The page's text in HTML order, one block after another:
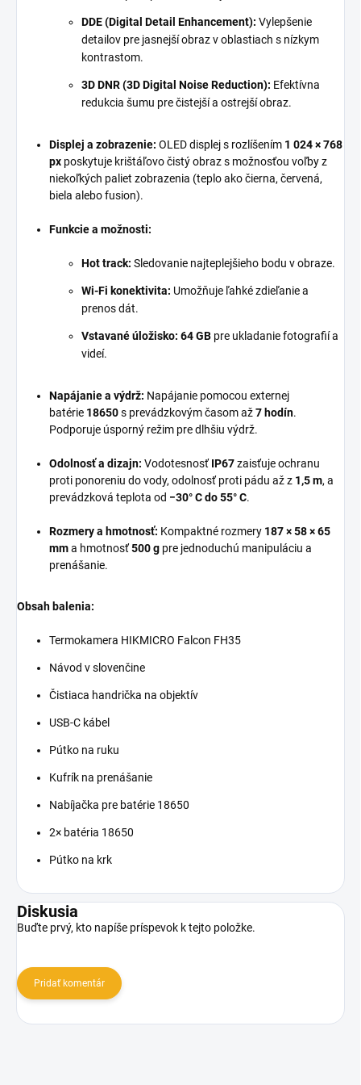
DDE (Digital Detail Enhancement): Vylepšenie
detailov pre jasnejší obraz v oblastiach s nízkym
kontrastom.
3D DNR (3D Digital Noise Reduction): Efektívna
redukcia šumu pre čistejší a ostrejší obraz.
Displej a zobrazenie: OLED displej s rozlíšením 1 024 × 768
px poskytuje krištáľovo čistý obraz s možnosťou voľby z
niekoľkých paliet zobrazenia (teplo ako čierna, červená,
biela alebo fusion).
Funkcie a možnosti:
Hot track: Sledovanie najteplejšieho bodu v obraze.
Wi-Fi konektivita: Umožňuje ľahké zdieľanie a
prenos dát.
Vstavané úložisko: 64 GB pre ukladanie fotografií a
videí.
Napájanie a výdrž: Napájanie pomocou externej
batérie 18650s prevádzkovým časom až7 hodín.
Podporuje úsporný režim pre dlhšiu výdrž.
Odolnosť a dizajn: Vodotesnosť IP67zaisťuje ochranu
proti ponoreniu do vody, odolnosť proti pádu až z 1,5 m, a
prevádzková teplota od −30° C do 55° C.
Rozmery a hmotnosť: Kompaktné rozmery 187 × 58 × 65
mma hmotnosť500 g pre jednoduchú manipuláciu a
prenášanie.
Obsah balenia:
Termokamera HIKMICRO Falcon FH35
Návod v slovenčine
Čistiaca handrička na objektív
USB-C kábel
Pútko na ruku
Kufrík na prenášanie
Nabíjačka pre batérie 18650
2× batéria 18650
Pútko na krk
Diskusia
Buďte prvý, kto napíše príspevok k tejto položke.
Pridať komentár